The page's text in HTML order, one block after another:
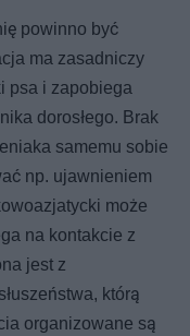
powinno być
ma zasadniczy
psa i zapobiega
dorosłego. Brak
samemu sobie
np. ujawnieniem
może
na kontakcie z
jest z
którą
organizowane są